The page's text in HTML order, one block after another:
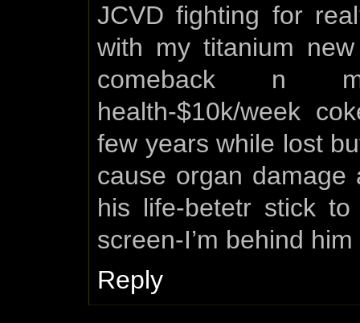
JCVD fighting for
with my titanium
comeback n
health-$10k/week
few years while lost
cause organ
his life-betetr stick
screen-I’m behind
Reply